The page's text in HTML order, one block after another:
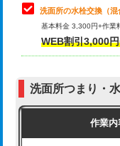
マス交換（深さ50㎝
マス交換（深さ50㎝
モルタル補修（厚さ
交換・取付(混合水
式・ワンホール）)
（P/S/ポップアップ
交換・取付（その他
持込商品取付（単水
洗面所の水栓交換（混
基本料金 3,300円+作業
WEB割引3,000
洗面所つまり・
作業内